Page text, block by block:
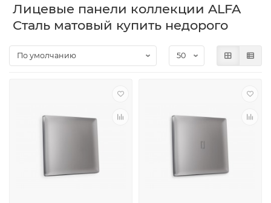
Лицевые панели коллекции ALFA
Сталь матовый купить недорого